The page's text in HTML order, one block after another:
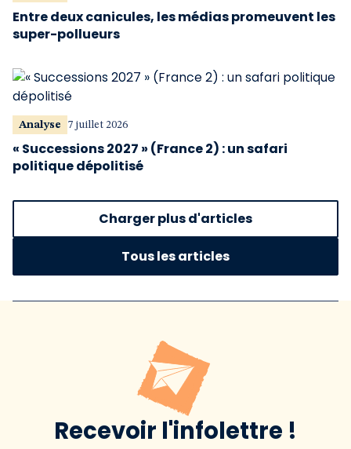
Entre deux canicules, les médias promeuvent les
super-pollueurs
Analyse 7 juillet 2026
« Successions 2027 » (France 2) : un safari
politique dépolitisé
Charger plus d'articles
Tous les articles
Recevoir l'infolettre !